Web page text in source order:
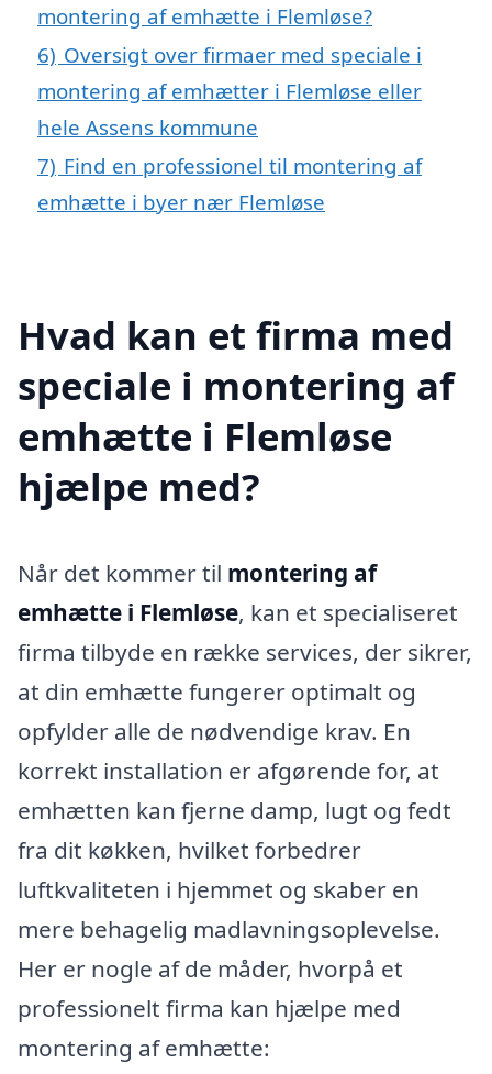
montering af emhætte i Flemløse?
6) Oversigt over firmaer med speciale i
montering af emhætter i Flemløse eller
hele Assens kommune
7) Find en professionel til montering af
emhætte i byer nær Flemløse
Hvad kan et firma med
speciale i montering af
emhætte i Flemløse
hjælpe med?
Når det kommer til montering af
emhætte i Flemløse, kan et specialiseret
firma tilbyde en række services, der sikrer,
at din emhætte fungerer optimalt og
opfylder alle de nødvendige krav. En
korrekt installation er afgørende for, at
emhætten kan fjerne damp, lugt og fedt
fra dit køkken, hvilket forbedrer
luftkvaliteten i hjemmet og skaber en
mere behagelig madlavningsoplevelse.
Her er nogle af de måder, hvorpå et
professionelt firma kan hjælpe med
montering af emhætte: